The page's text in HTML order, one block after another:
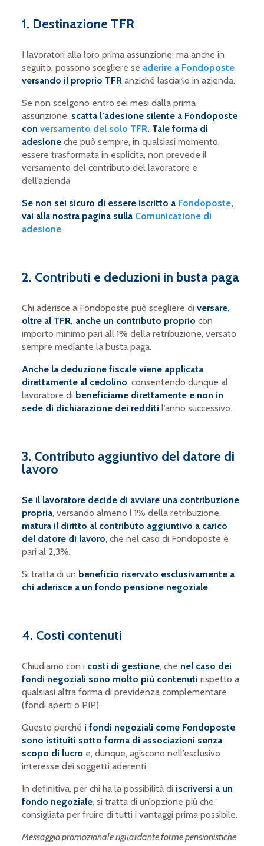
1. Destinazione TFR
I lavoratori alla loro prima assunzione, ma anche in
seguito, possono scegliere se aderire a Fondoposte
versando il proprio TFR anziché lasciarlo in azienda.
Se non scelgono entro sei mesi dalla prima
assunzione, scatta l’adesione silente a Fondoposte
conversamento del solo TFR. Tale forma di
adesioneche può sempre, in qualsiasi momento,
essere trasformata in esplicita, non prevede il
versamento del contributo del lavoratore e
dell’azienda
Se non sei sicuro di essere iscritto a Fondoposte,
vai alla nostra pagina sulla Comunicazione di
adesione.
2. Contributi e deduzioni in busta paga
Chi aderisce a Fondoposte può scegliere diversare,
oltre al TFR, anche un contributo proprio con
importo minimo pari all’1% della retribuzione, versato
sempre mediante la busta paga.
Anche la deduzione fiscale viene applicata
direttamente al cedolino, consentendo dunque al
lavoratore di beneficiarne direttamente e non in
sede di dichiarazione dei redditil’anno successivo.
3. Contributo aggiuntivo del datore di
lavoro
Se il lavoratore decide di avviare una contribuzione
propria, versando almeno l’1% della retribuzione,
matura il diritto al contributo aggiuntivo a carico
del datore di lavoro, che nel caso di Fondoposte è
pari al 2,3%.
Si tratta di un beneficio riservato esclusivamente a
chi aderisce a un fondo pensione negoziale.
4. Costi contenuti
Chiudiamo con i costi di gestione, che nel caso dei
fondi negoziali sono molto più contenuti rispetto a
qualsiasi altra forma di previdenza complementare
(fondi aperti o PIP).
Questo perché i fondi negoziali come Fondoposte
sono istituiti sotto forma di associazioni senza
scopo di lucro e, dunque, agiscono nell’esclusivo
interesse dei soggetti aderenti.
In definitiva, per chi ha la possibilità di iscriversi a un
fondo negoziale, si tratta di un’opzione più che
consigliata per fruire di tutti i vantaggi prima possibile.
Messaggio promozionale riguardante forme pensionistiche